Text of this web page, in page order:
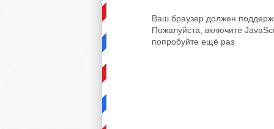
Ваш браузер должен
Пожалуйста, включите
попробуйте ещё раз